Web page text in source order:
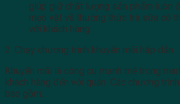
giúp giữ chất lượng sản phẩm luôn
mẹo vặt về thưởng thức trà sữa có
với khách hàng.
2. Chạy chương trình khuyến mãi hấp dẫn
Khuyến mãi là công cụ mạnh mẽ trong
khách hàng đến với quán. Các chương
bao gồm: